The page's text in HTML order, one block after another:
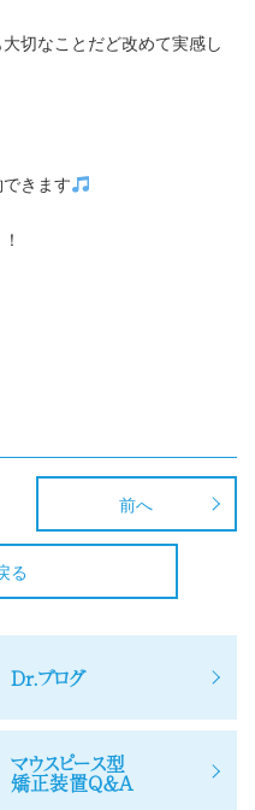
切なことだど改めて実感し
きます
前へ
る
Dr.ブログ
マウスピース型
矯正装置Q＆A